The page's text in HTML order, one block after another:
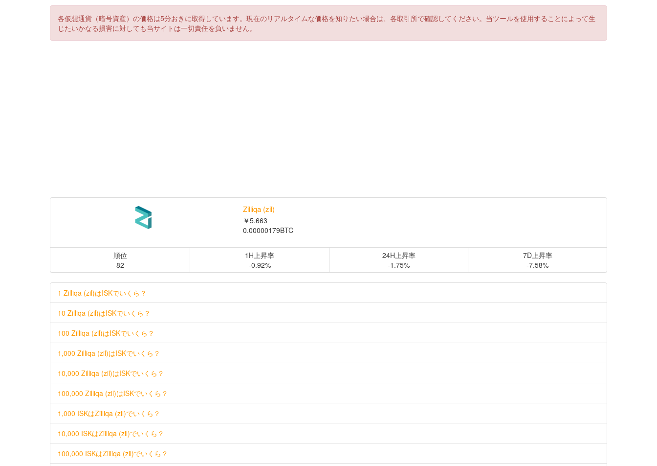
各仮想通貨（暗号資産）の価格は5分おきに取得しています。現在のリアルタイムな価格を知りたい場合は、各取引所で確認してください。当ツールを使用することによって生
じたいかなる損害に対しても当サイトは一切責任を負いません。
Zilliqa (zil)
￥5.663
0.00000179BTC
順位
82
1H上昇率
-0.92%
24H上昇率
-1.75%
7D上昇率
-7.58%
1 Zilliqa (zil)はISKでいくら？
10 Zilliqa (zil)はISKでいくら？
100 Zilliqa (zil)はISKでいくら？
1,000 Zilliqa (zil)はISKでいくら？
10,000 Zilliqa (zil)はISKでいくら？
100,000 Zilliqa (zil)はISKでいくら？
1,000 ISKはZilliqa (zil)でいくら？
10,000 ISKはZilliqa (zil)でいくら？
100,000 ISKはZilliqa (zil)でいくら？